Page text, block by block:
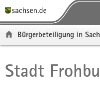
t
ü
t
n
p
n
t
-
Bürgerbeteiligung in
Hauptinhalt
Stadt